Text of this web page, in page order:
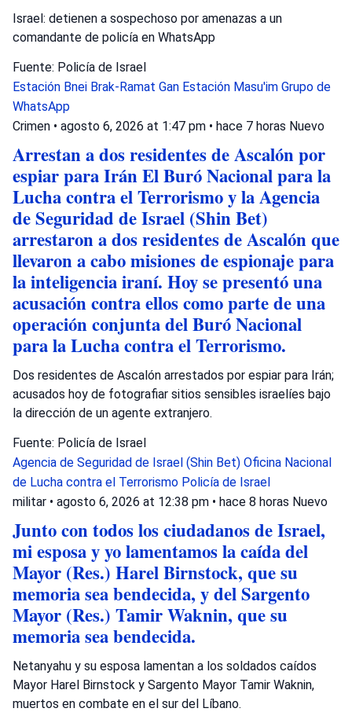
Israel: detienen a sospechoso por amenazas a un
comandante de policía en WhatsApp
Fuente: Policía de Israel
Estación Bnei Brak-Ramat Gan Estación Masu'im Grupo de
WhatsApp
Crimen • agosto 6, 2026 at 1:47 pm • hace 7 horas Nuevo
Arrestan a dos residentes de Ascalón por
espiar para Irán El Buró Nacional para la
Lucha contra el Terrorismo y la Agencia
de Seguridad de Israel (Shin Bet)
arrestaron a dos residentes de Ascalón que
llevaron a cabo misiones de espionaje para
la inteligencia iraní. Hoy se presentó una
acusación contra ellos como parte de una
operación conjunta del Buró Nacional
para la Lucha contra el Terrorismo.
Dos residentes de Ascalón arrestados por espiar para Irán;
acusados hoy de fotografiar sitios sensibles israelíes bajo
la dirección de un agente extranjero.
Fuente: Policía de Israel
Agencia de Seguridad de Israel (Shin Bet) Oficina Nacional
de Lucha contra el Terrorismo Policía de Israel
militar • agosto 6, 2026 at 12:38 pm • hace 8 horas Nuevo
Junto con todos los ciudadanos de Israel,
mi esposa y yo lamentamos la caída del
Mayor (Res.) Harel Birnstock, que su
memoria sea bendecida, y del Sargento
Mayor (Res.) Tamir Waknin, que su
memoria sea bendecida.
Netanyahu y su esposa lamentan a los soldados caídos
Mayor Harel Birnstock y Sargento Mayor Tamir Waknin,
muertos en combate en el sur del Líbano.